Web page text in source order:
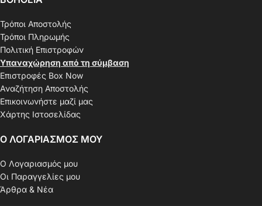
Τρόποι Αποστολής
Τρόποι Πληρωμής
Πολιτική Επιστροφών
Υπαναχώρηση από τη σύμβαση
Επιστροφές Box Now
Αναζήτηση Αποστολής
Επικοινωνήστε μαζί μας
Χάρτης Ιστοσελίδας
Ο ΛΟΓΑΡΙΑΣΜΟΣ ΜΟΥ
Ο Λογαριασμός μου
Οι Παραγγελίες μου
Άρθρα & Νέα